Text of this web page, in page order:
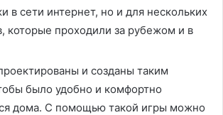
в сети интернет, но и для нескольких
которые проходили за рубежом и в
и созданы таким
было удобно и комфортно
дома. С помощью такой игры можно